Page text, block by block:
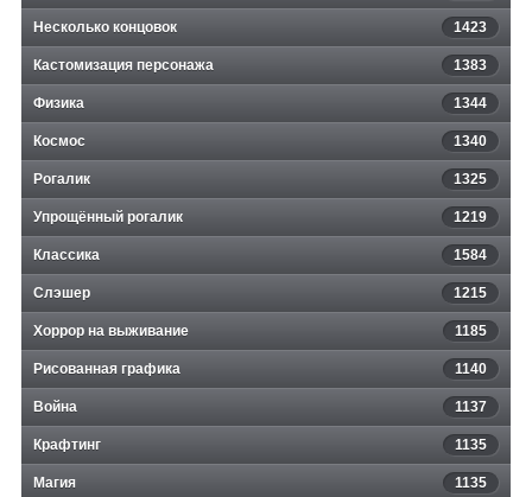
Несколько концовок 1423
Кастомизация персонажа 1383
Физика 1344
Космос 1340
Рогалик 1325
Упрощённый рогалик 1219
Классика 1584
Слэшер 1215
Хоррор на выживание 1185
Рисованная графика 1140
Война 1137
Крафтинг 1135
Магия 1135